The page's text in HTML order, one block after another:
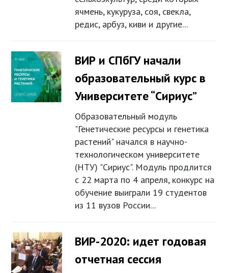
ячмень, кукуруза, соя, свекла,
редис, арбуз, киви и другие...
ВИР и СПбГУ начали
образовательный курс в
Университете “Сириус”
Образовательный модуль
"Генетические ресурсы и генетика
растений" начался в научно-
технологическом университете
(НТУ) "Сириус". Модуль продлится
с 22 марта по 4 апреля, конкурс на
обучение выиграли 19 студентов
из 11 вузов России...
ВИР-2020: идет годовая
отчетная сессия